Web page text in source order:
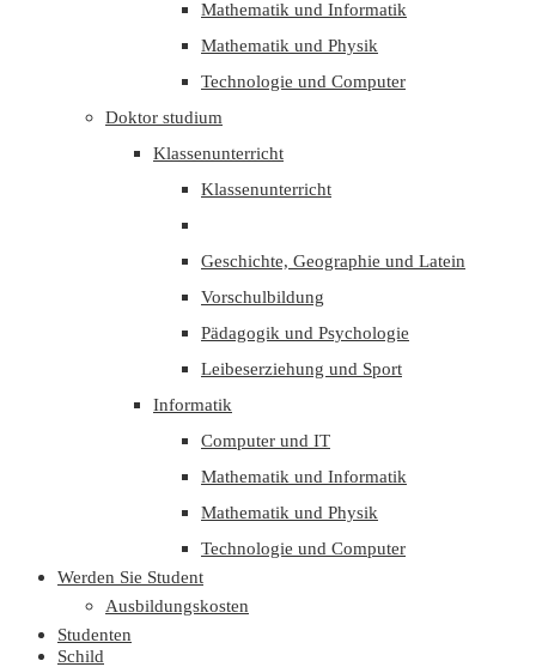
Mathematik und Informatik
Mathematik und Physik
Technologie und Computer
Doktor studium
Klassenunterricht
Klassenunterricht
Geschichte, Geographie und Latein
Vorschulbildung
Pädagogik und Psychologie
Leibeserziehung und Sport
Informatik
Computer und IT
Mathematik und Informatik
Mathematik und Physik
Technologie und Computer
Werden Sie Student
Ausbildungskosten
Studenten
Schild